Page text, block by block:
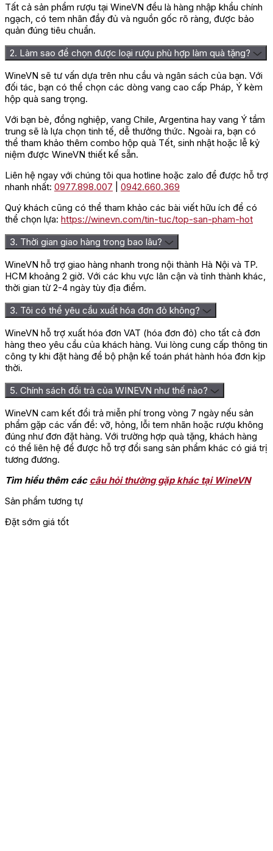
Tất cả sản phẩm rượu tại WineVN đều là hàng nhập khẩu chính
ngạch, có tem nhãn đầy đủ và nguồn gốc rõ ràng, được bảo
quản đúng tiêu chuẩn.
2. Làm sao để chọn được loại rượu phù hợp làm quà tặng?
WineVN sẽ tư vấn dựa trên nhu cầu và ngân sách của bạn. Với
đối tác, bạn có thể chọn các dòng vang cao cấp Pháp, Ý kèm
hộp quà sang trọng.
Với bạn bè, đồng nghiệp, vang Chile, Argentina hay vang Ý tầm
trung sẽ là lựa chọn tinh tế, dễ thưởng thức. Ngoài ra, bạn có
thể tham khảo thêm combo hộp quà Tết, sinh nhật hoặc lễ kỷ
niệm được WineVN thiết kế sẵn.
Liên hệ ngay với chúng tôi qua hotline hoặc zalo để được hỗ trợ
nhanh nhất: 0977.898.007
0942.660.369
Quý khách cũng có thể tham khảo các bài viết hữu ích để có
thể chọn lựa: https://winevn.com/tin-tuc/top-san-pham-hot
3. Thời gian giao hàng trong bao lâu?
WineVN hỗ trợ giao hàng nhanh trong nội thành Hà Nội và TP.
HCM khoảng 2 giờ. Với các khu vực lân cận và tỉnh thành khác,
thời gian từ 2-4 ngày tùy địa điểm.
3. Tôi có thể yêu cầu xuất hóa đơn đỏ không?
WineVN hỗ trợ xuất hóa đơn VAT (hóa đơn đỏ) cho tất cả đơn
hàng theo yêu cầu của khách hàng. Vui lòng cung cấp thông tin
công ty khi đặt hàng để bộ phận kế toán phát hành hóa đơn kịp
thời.
5. Chính sách đổi trả của WINEVN như thế nào?
WineVN cam kết đổi trả miễn phí trong vòng 7 ngày nếu sản
phẩm gặp các vấn đề: vỡ, hỏng, lỗi tem nhãn hoặc rượu không
đúng như đơn đặt hàng. Với trường hợp quà tặng, khách hàng
có thể liên hệ để được hỗ trợ đổi sang sản phẩm khác có giá trị
tương đương.
Tìm hiểu thêm các câu hỏi thường gặp khác tại WineVN
Sản phẩm tương tự
Đặt sớm giá tốt